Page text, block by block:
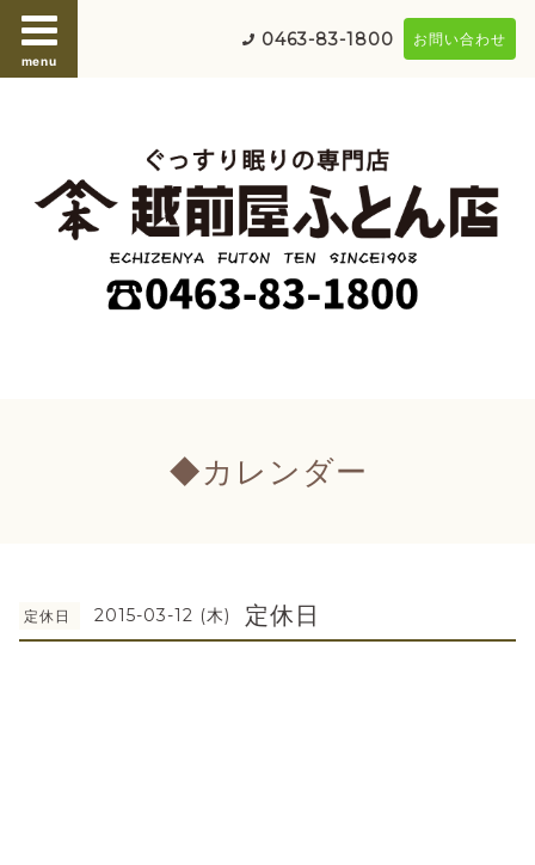
menu
0463-83-1800 お問い合わせ
◆カレンダー
定休日 2015-03-12 (木) 定休日